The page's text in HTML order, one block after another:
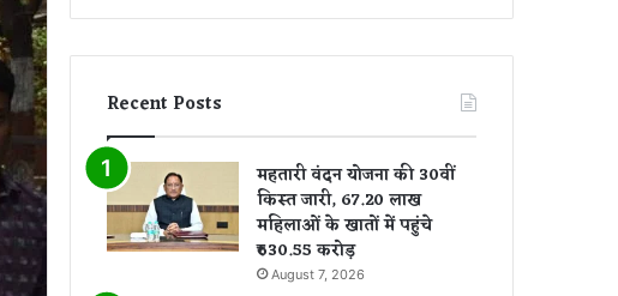
Recent Posts
महतारी वंदन योजना की 30वीं
किस्त जारी, 67.20 लाख
महिलाओं के खातों में पहुंचे
₹630.55 करोड़
August 7, 2026